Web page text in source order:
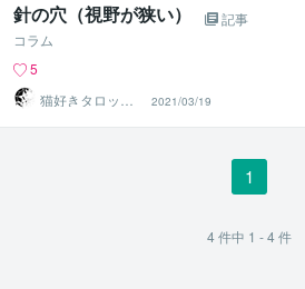
針の穴（視野が狭い）
記事
コラム
5
猫好きタロット
占い師 岩沙杏
果
2021/03/19
1
4件中 1 - 4件